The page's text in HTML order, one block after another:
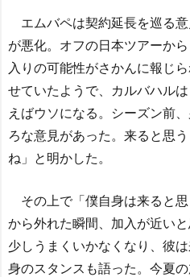
エムバペは契約延長を巡る意
が悪化。オフの日本ツアーか
入りの可能性がさかんに報じ
せていたようで、カルバハル
えばウソになる。シーズン前
ろな意見があった。来ると思
ね」と明かした。
その上で「僕自身は来ると
から外れた瞬間、加入が近い
少しうまくいかなくなり、彼
身のスタンスも語った。今夏